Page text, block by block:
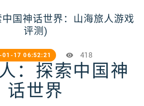
国神话世界：山海旅人游戏
评测)
01-17 06:52:21 418
：探索中国神
话世界